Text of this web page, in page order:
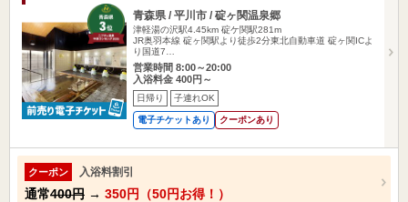
青森県 / 平川市 / 碇ヶ関温泉郷
津軽湯の沢駅4.45km 碇ケ関駅281m
JR奥羽本線 碇ヶ関駅より徒歩2分東北自動車道 碇ヶ関ICよ
り国道7…
営業時間 8:00～20:00
入浴料金 400円～
日帰り 子連れOK
電子チケットあり クーポンあり
クーポン 入浴料割引
通常400円 → 350円（50円お得！）